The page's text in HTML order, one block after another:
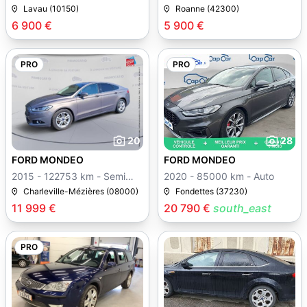
6 900 €
Manuelle
Lavau (10150)
5 900 €
Manuelle
Roanne (42300)
PRO
20
11 999 €
FORD MONDEO
2015 - 122753 km - Semi
autoCharleville-Mézières (08000)
PRO
28
20 790 € south_east
FORD MONDEO
2020 - 85000 km - Auto
Fondettes (37230)
PRO